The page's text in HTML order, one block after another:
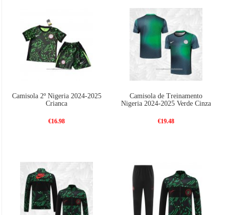
Camisola 2º Nigeria 2024-2025
Crianca
€16.98
Camisola de Treinamento
Nigeria 2024-2025 Verde Cinza
€19.48